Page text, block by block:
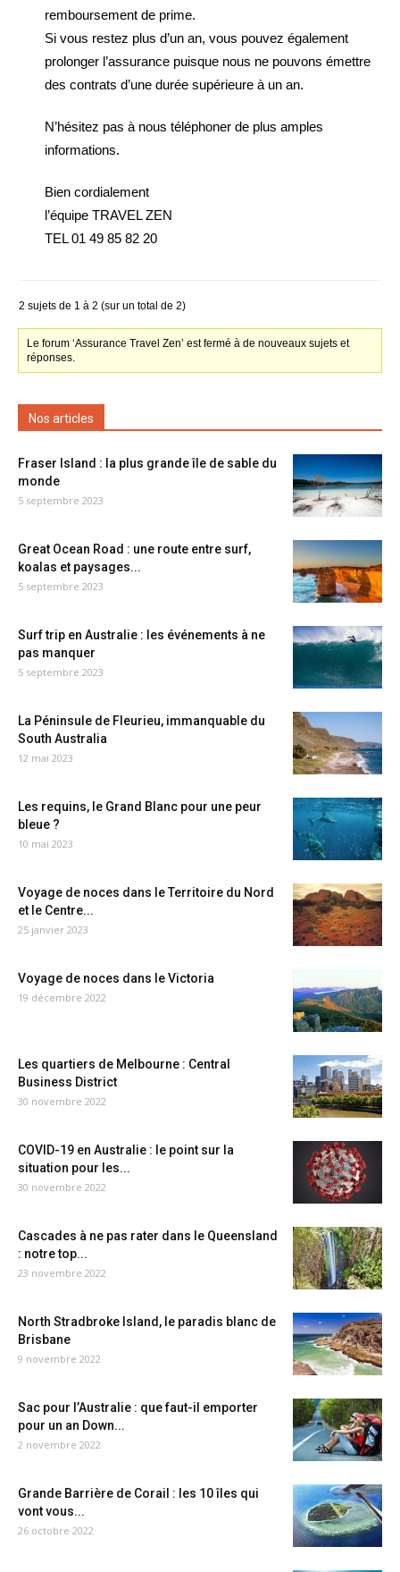
remboursement de prime.
Si vous restez plus d’un an, vous pouvez également
prolonger l’assurance puisque nous ne pouvons émettre
des contrats d’une durée supérieure à un an.
N’hésitez pas à nous téléphoner de plus amples
informations.
Bien cordialement
l’équipe TRAVEL ZEN
TEL 01 49 85 82 20
2 sujets de 1 à 2 (sur un total de 2)
Le forum ‘Assurance Travel Zen’ est fermé à de nouveaux sujets et
réponses.
Nos articles
Fraser Island : la plus grande île de sable du
monde
5 septembre 2023
Great Ocean Road : une route entre surf,
koalas et paysages...
5 septembre 2023
Surf trip en Australie : les événements à ne
pas manquer
5 septembre 2023
La Péninsule de Fleurieu, immanquable du
South Australia
12 mai 2023
Les requins, le Grand Blanc pour une peur
bleue ?
10 mai 2023
Voyage de noces dans le Territoire du Nord
et le Centre...
25 janvier 2023
Voyage de noces dans le Victoria
19 décembre 2022
Les quartiers de Melbourne : Central
Business District
30 novembre 2022
COVID-19 en Australie : le point sur la
situation pour les...
30 novembre 2022
Cascades à ne pas rater dans le Queensland
: notre top...
23 novembre 2022
North Stradbroke Island, le paradis blanc de
Brisbane
9 novembre 2022
Sac pour l’Australie : que faut-il emporter
pour un an Down...
2 novembre 2022
Grande Barrière de Corail : les 10 îles qui
vont vous...
26 octobre 2022